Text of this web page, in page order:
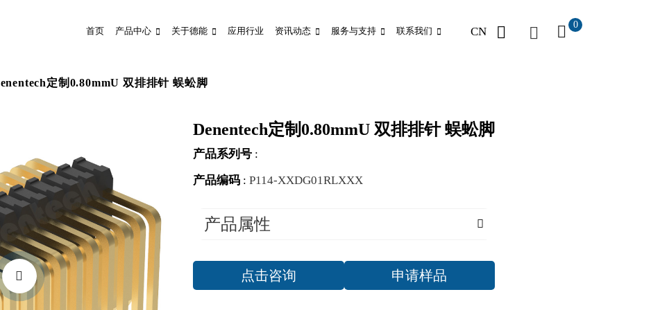
首页 产品中心 关于德能 应用行业 资讯动态 服务与支持 联系我们 CN
0
定制0.80mmU 双排排针 蜈蚣脚
Denentech定制0.80mmU 双排排针 蜈蚣脚
产品系列号 :
产品编码 : P114-XXDG01RLXXX
产品属性
点击咨询 申请样品